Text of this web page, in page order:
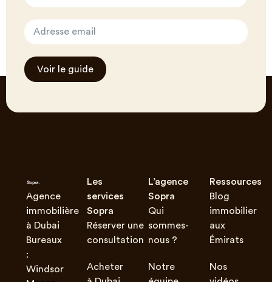
Voir le guide
Agence
immobilière
à Dubai
Bureaux
:
Windsor
Les
services
Sopra
Réserver une
consultation
Acheter
L’agence
Sopra
Qui
sommes-
nous ?
Notre
Ressources
Blog
immobilier
aux
Émirats
Nos